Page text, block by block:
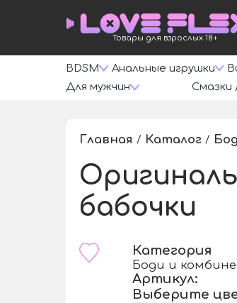
Товары для взрослых 18+
BDSM Анальные игрушки
Для мужчин
Смазки
Главная / Каталог /
бабочки
Категория
Боди и
Артикул:
Выберите